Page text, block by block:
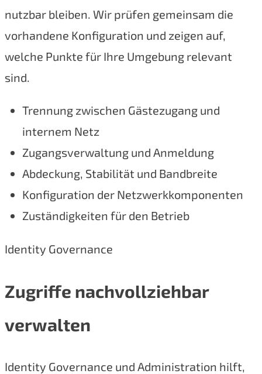
nutzbar bleiben. Wir prüfen gemeinsam die
vorhandene Konfiguration und zeigen auf,
welche Punkte für Ihre Umgebung relevant
sind.
Trennung zwischen Gästezugang und
internem Netz
Zugangsverwaltung und Anmeldung
Abdeckung, Stabilität und Bandbreite
Konfiguration der Netzwerkkomponenten
Zuständigkeiten für den Betrieb
Identity Governance
Zugriffe nachvollziehbar
verwalten
Identity Governance und Administration hilft,